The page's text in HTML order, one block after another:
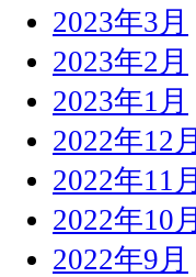
2023年3月
2023年2月
2023年1月
2022年12月
2022年11月
2022年10月
2022年9月